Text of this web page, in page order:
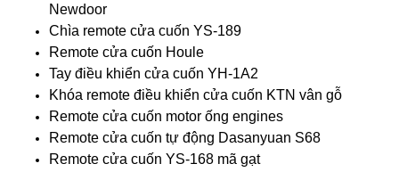
Newdoor
Chìa remote cửa cuốn YS-189
Remote cửa cuốn Houle
Tay điều khiển cửa cuốn YH-1A2
Khóa remote điều khiển cửa cuốn KTN vân gỗ
Remote cửa cuốn motor ống engines
Remote cửa cuốn tự động Dasanyuan S68
Remote cửa cuốn YS-168 mã gạt